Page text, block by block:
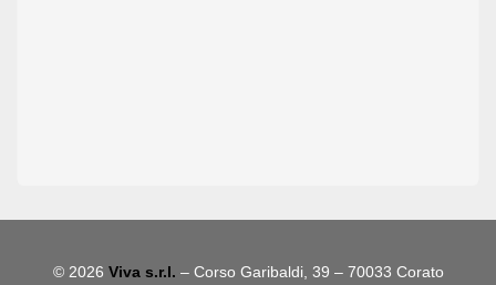
© 2026 Viva s.r.l. – Corso Garibaldi, 39 – 70033 Corato